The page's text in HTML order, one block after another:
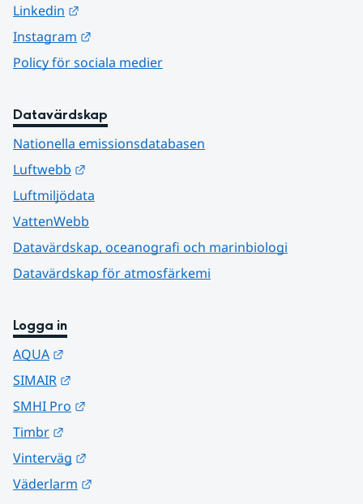
Linkedin
Instagram
Policy för sociala medier
Datavärdskap
Nationella emissionsdatabasen
Luftwebb
Luftmiljödata
VattenWebb
Datavärdskap, oceanografi och marinbiologi
Datavärdskap för atmosfärkemi
Logga in
AQUA
SIMAIR
SMHI Pro
Timbr
Vinterväg
Väderlarm